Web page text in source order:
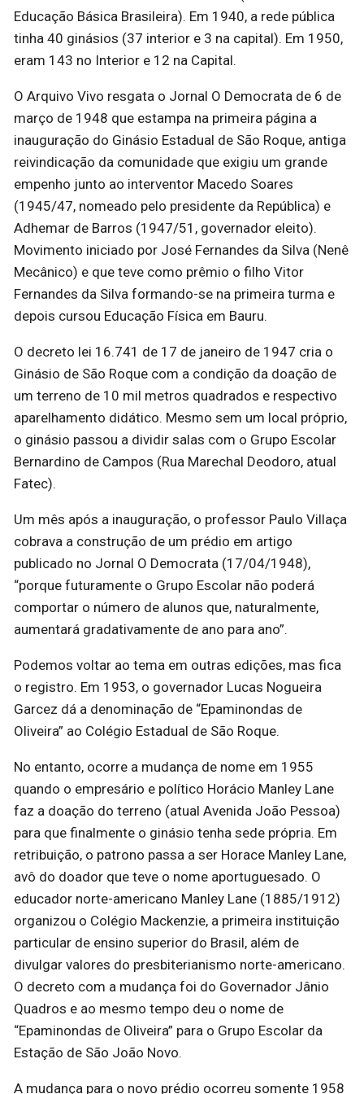
Educação Básica Brasileira). Em 1940, a rede pública
tinha 40 ginásios (37 interior e 3 na capital). Em 1950,
eram 143 no Interior e 12 na Capital.
O Arquivo Vivo resgata o Jornal O Democrata de 6 de
março de 1948 que estampa na primeira página a
inauguração do Ginásio Estadual de São Roque, antiga
reivindicação da comunidade que exigiu um grande
empenho junto ao interventor Macedo Soares
(1945/47, nomeado pelo presidente da República) e
Adhemar de Barros (1947/51, governador eleito).
Movimento iniciado por José Fernandes da Silva (Nenê
Mecânico) e que teve como prêmio o filho Vitor
Fernandes da Silva formando-se na primeira turma e
depois cursou Educação Física em Bauru.
O decreto lei 16.741 de 17 de janeiro de 1947 cria o
Ginásio de São Roque com a condição da doação de
um terreno de 10 mil metros quadrados e respectivo
aparelhamento didático. Mesmo sem um local próprio,
o ginásio passou a dividir salas com o Grupo Escolar
Bernardino de Campos (Rua Marechal Deodoro, atual
Fatec).
Um mês após a inauguração, o professor Paulo Villaça
cobrava a construção de um prédio em artigo
publicado no Jornal O Democrata (17/04/1948),
“porque futuramente o Grupo Escolar não poderá
comportar o número de alunos que, naturalmente,
aumentará gradativamente de ano para ano”.
Podemos voltar ao tema em outras edições, mas fica
o registro. Em 1953, o governador Lucas Nogueira
Garcez dá a denominação de “Epaminondas de
Oliveira” ao Colégio Estadual de São Roque.
No entanto, ocorre a mudança de nome em 1955
quando o empresário e político Horácio Manley Lane
faz a doação do terreno (atual Avenida João Pessoa)
para que finalmente o ginásio tenha sede própria. Em
retribuição, o patrono passa a ser Horace Manley Lane,
avô do doador que teve o nome aportuguesado. O
educador norte-americano Manley Lane (1885/1912)
organizou o Colégio Mackenzie, a primeira instituição
particular de ensino superior do Brasil, além de
divulgar valores do presbiterianismo norte-americano.
O decreto com a mudança foi do Governador Jânio
Quadros e ao mesmo tempo deu o nome de
“Epaminondas de Oliveira” para o Grupo Escolar da
Estação de São João Novo.
A mudança para o novo prédio ocorreu somente 1958